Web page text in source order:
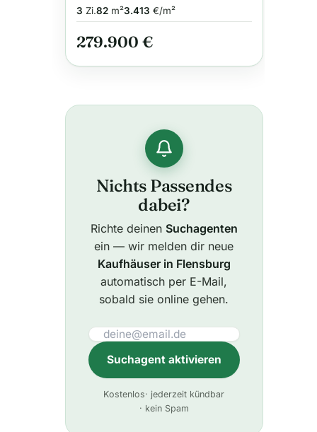
3 Zi.82m²3.413 €/m²
279.900 €
Nichts Passendes
dabei?
Richte deinen Suchagenten
ein — wir melden dir neue
Kaufhäuser in Flensburg
automatisch per E-Mail,
sobald sie online gehen.
Suchagent aktivieren
l
Kostenlos· jederzeit kündbar
· kein Spam